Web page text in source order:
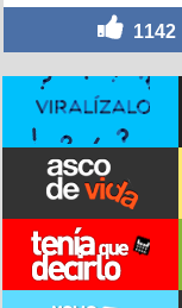
1142